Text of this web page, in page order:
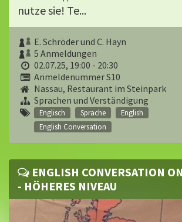
nutze sie! Te...
E. Schröder und C. Hayn
5 Anmeldungen
02.07.25, 19:00 - 20:30
Anmeldenummer S10
Nassau, Restaurant im Steinpark
Sprachen und Verständigung
Englisch Sprache
English
English Conversation
ENGLISH CONVERSATION
- HÖHERES NIVEAU